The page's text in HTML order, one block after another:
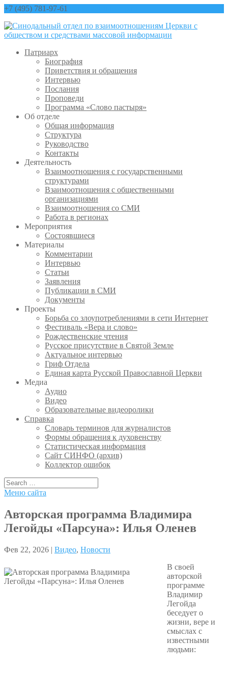
+7 (495) 781-97-61
Патриарх
Биография
Приветствия и обращения
Интервью
Послания
Проповеди
Программа «Слово пастыря»
Об отделе
Общая информация
Структура
Руководство
Контакты
Деятельность
Взаимоотношения с государственными
структурами
Взаимоотношения с общественными
организациями
Взаимоотношения со СМИ
Работа в регионах
Мероприятия
Состоявшиеся
Материалы
Комментарии
Интервью
Статьи
Заявления
Публикации в СМИ
Документы
Проекты
Борьба со злоупотреблениями в сети Интернет
Фестиваль «Вера и слово»
Рождественские чтения
Русское присутствие в Святой Земле
Актуальное интервью
Гриф Отдела
Единая карта Русской Православной Церкви
Медиа
Аудио
Видео
Образовательные видеоролики
Справка
Словарь терминов для журналистов
Формы обращения к духовенству
Статистическая информация
Сайт СИНФО (архив)
Коллектор ошибок
Меню сайта
Авторская программа Владимира
Легойды «Парсуна»: Илья Оленев
Фев 22, 2026 | Видео, Новости
В своей
авторской
программе
Владимир
Легойда
беседует о
жизни, вере и
смыслах с
известными
людьми: